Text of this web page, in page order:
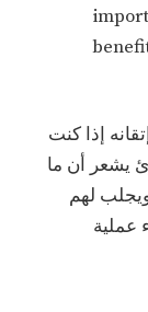
إذا كنت
يشعر أن ما
لهم
عملية